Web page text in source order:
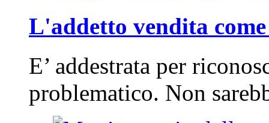
L'addetto vendita
E’ addestrata per
problematico. Non